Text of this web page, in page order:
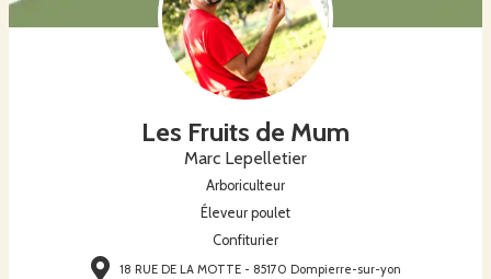
Les Fruits de Mum
Marc Lepelletier
Arboriculteur
Éleveur poulet
Confiturier
18 RUE DE LA MOTTE - 85170 Dompierre-sur-yon